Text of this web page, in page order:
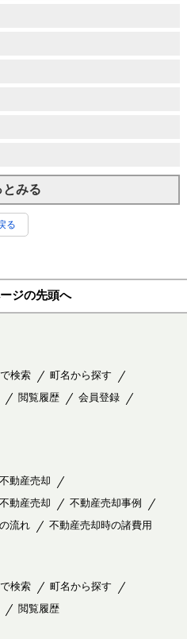
とみる
る
ジの先頭へ
検索
町名から探す
閲覧履歴
会員登録
動産売却
動産売却
不動産売却事例
流れ 不動産売却時の諸費用
検索
町名から探す
閲覧履歴